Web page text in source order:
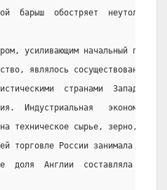
барыш  обостряет  неутолимую
усиливающим начальный
являлось сосуществование
странами  Запада,
Индустриальная   экономика
техническое сырье, зерно,
торговле России занимала
доля  Англии  составляла